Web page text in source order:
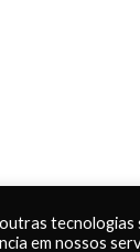
tecnologias
em nossos